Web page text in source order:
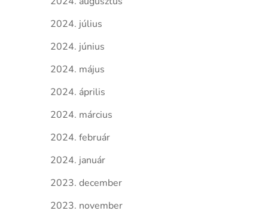
2024. július
2024. június
2024. május
2024. április
2024. március
2024. február
2024. január
2023. december
2023. november